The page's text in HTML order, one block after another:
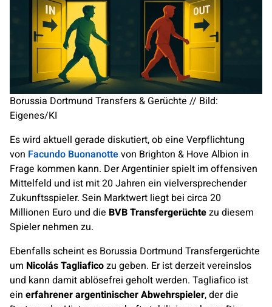
Borussia Dortmund Transfers & Gerüchte // Bild:
Eigenes/KI
Es wird aktuell gerade diskutiert, ob eine Verpflichtung
von Facundo Buonanottevon Brighton & Hove Albion in
Frage kommen kann. Der Argentinier spielt im offensiven
Mittelfeld und ist mit 20 Jahren ein vielversprechender
Zukunftsspieler. Sein Marktwert liegt bei circa 20
Millionen Euro und die BVB Transfergerüchtezu diesem
Spieler nehmen zu.
Ebenfalls scheint es Borussia Dortmund Transfergerüchte
um Nicolás Tagliaficozu geben. Er ist derzeit vereinslos
und kann damit ablösefrei geholt werden. Tagliafico ist
ein erfahrener argentinischer Abwehrspieler, der die